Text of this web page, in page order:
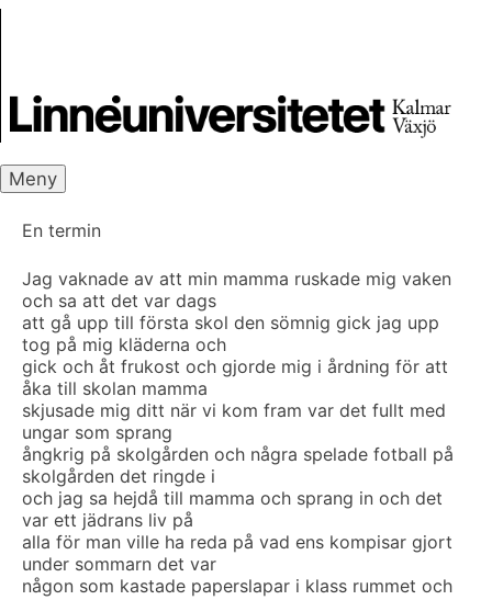
Meny
En termin
Jag vaknade av att min mamma ruskade mig vaken
och sa att det var dags
att gå upp till första skol den sömnig gick jag upp
tog på mig kläderna och
gick och åt frukost och gjorde mig i årdning för att
åka till skolan mamma
skjusade mig ditt när vi kom fram var det fullt med
ungar som sprang
ångkrig på skolgården och några spelade fotball på
skolgården det ringde i
och jag sa hejdå till mamma och sprang in och det
var ett jädrans liv på
alla för man ville ha reda på vad ens kompisar gjort
under sommarn det var
någon som kastade paperslapar i klass rummet och